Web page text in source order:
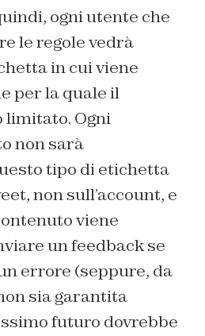
ogni utente che
le regole vedrà
in cui viene
per la quale il
limitato. Ogni
non sarà
tipo di etichetta
non sull’account, e
viene
un feedback se
errore (seppure, da
sia garantita
futuro dovrebbe